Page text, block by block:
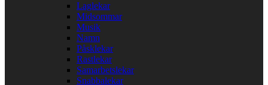
Laglekar
Midsommar
Musik
Namn
Påsklekar
Rastlekar
Samarbetslekar
Snabbalekar